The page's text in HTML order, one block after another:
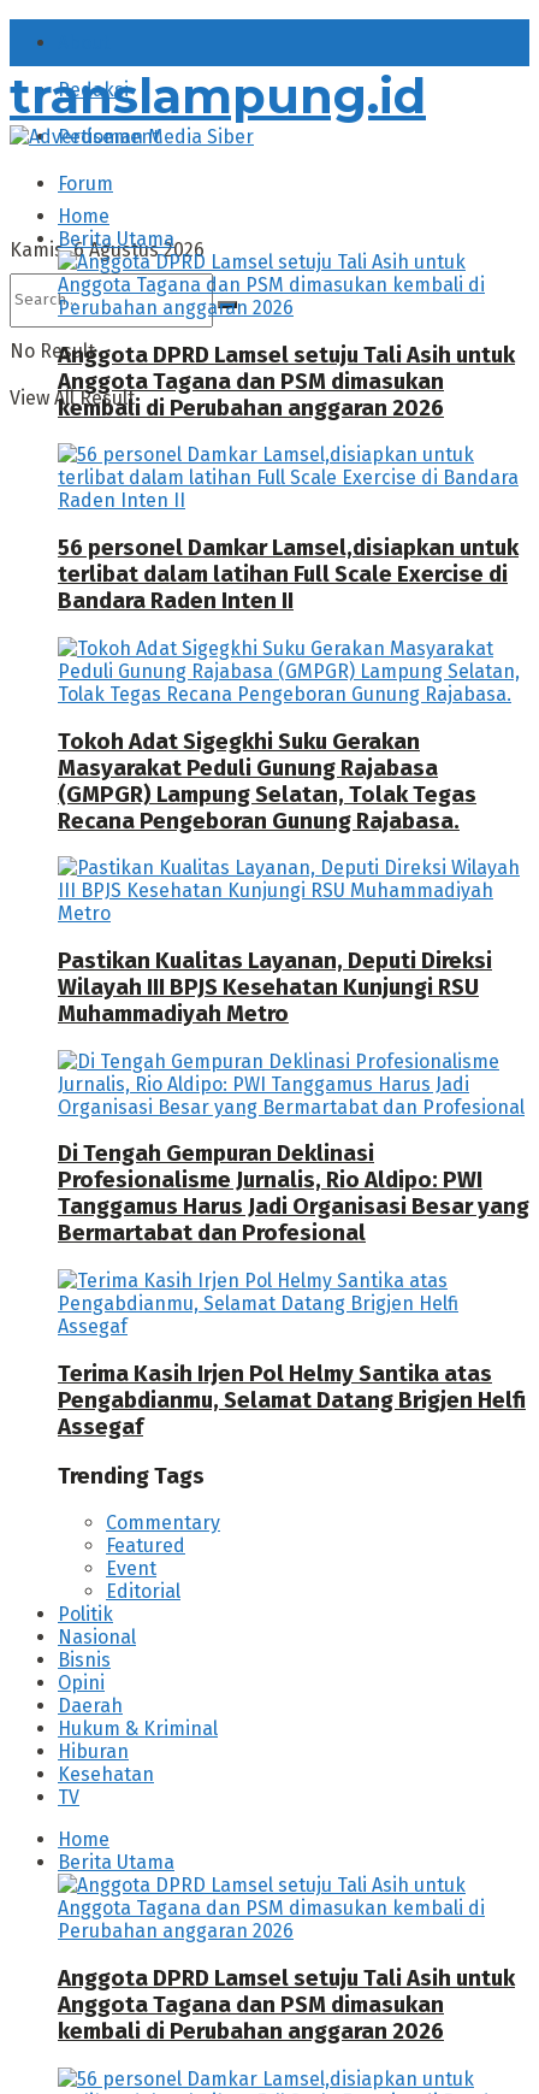
Redaksi
Pedoman Media Siber
Forum
Kamis, 6 Agustus 2026
No Result
View All Result
translampung.id
Home
Berita Utama
Anggota DPRD Lamsel setuju Tali Asih untuk
Anggota Tagana dan PSM dimasukan
kembali di Perubahan anggaran 2026
56 personel Damkar Lamsel,disiapkan untuk
terlibat dalam latihan Full Scale Exercise di
Bandara Raden Inten II
Tokoh Adat Sigegkhi Suku Gerakan
Masyarakat Peduli Gunung Rajabasa
(GMPGR) Lampung Selatan, Tolak Tegas
Recana Pengeboran Gunung Rajabasa.
Pastikan Kualitas Layanan, Deputi Direksi
Wilayah III BPJS Kesehatan Kunjungi RSU
Muhammadiyah Metro
Di Tengah Gempuran Deklinasi
Profesionalisme Jurnalis, Rio Aldipo: PWI
Tanggamus Harus Jadi Organisasi Besar yang
Bermartabat dan Profesional
Terima Kasih Irjen Pol Helmy Santika atas
Pengabdianmu, Selamat Datang Brigjen Helfi
Assegaf
Trending Tags
Commentary
Featured
Event
Editorial
Politik
Nasional
Bisnis
Opini
Daerah
Hukum & Kriminal
Hiburan
Kesehatan
TV
Home
Berita Utama
Anggota DPRD Lamsel setuju Tali Asih untuk
Anggota Tagana dan PSM dimasukan
kembali di Perubahan anggaran 2026